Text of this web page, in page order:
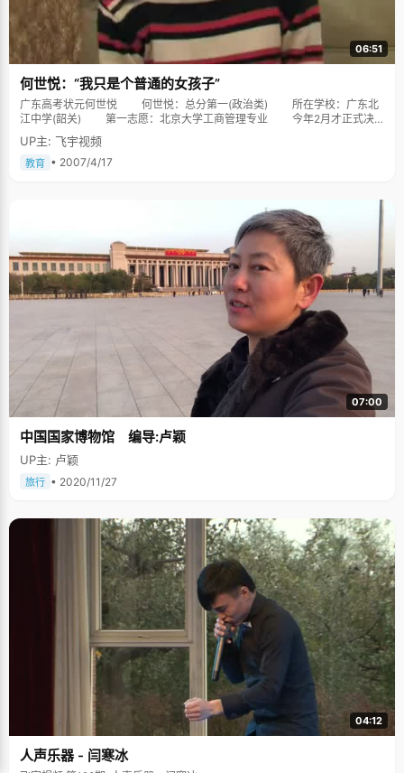
06:51
何世悦：“我只是个普通的女孩子”
广东高考状元何世悦 何世悦：总分第一(政治类) 所在学校：广东北
江中学(韶关) 第一志愿：北京大学工商管理专业 今年2月才正式决
定报考政治，比普通同学少学政治科目整1年，然后抱着“天不怕、地不怕”的
心理轻松赴考，竟然使广东北江中学何世悦同学成为今年广东高考政治总分
第一！而她同时还有物理、英语两门选考科目都在870分以上，“一炮三响”在
来都没见她这么高兴过！”清秀的何世悦就像一个邻家女孩一般略带腼腆。谈
及这个激动人心的喜讯，她显得非常平静：“从来都没想到过会得第一。从初
中时代开始我就年年都是班级第一，一直到北江中学上高中均无例外。在学
习方面我没有什么秘诀，按学校作息时间形成学习的科学习惯就是我认为最
有效的提高学习效率的心得，因为学校作息制度就是针对大多数同学效率最
高的时段而制定的，肯定是最有效的。规律性已经成了三年学习生活最好的
注脚。”
UP主: 飞宇视频
教育 • 2007/4/17
07:00
中国国家博物馆 编导:卢颖
UP主: 卢颖
旅行 • 2020/11/27
04:12
人声乐器 - 闫寒冰